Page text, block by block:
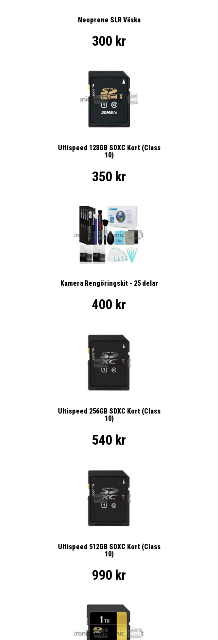
Neoprene SLR Väska
300 kr
Ultispeed 128GB SDXC Kort (Class
10)
350 kr
Kamera Rengöringskit - 25 delar
400 kr
Ultispeed 256GB SDXC Kort (Class
10)
540 kr
Ultispeed 512GB SDXC Kort (Class
10)
990 kr